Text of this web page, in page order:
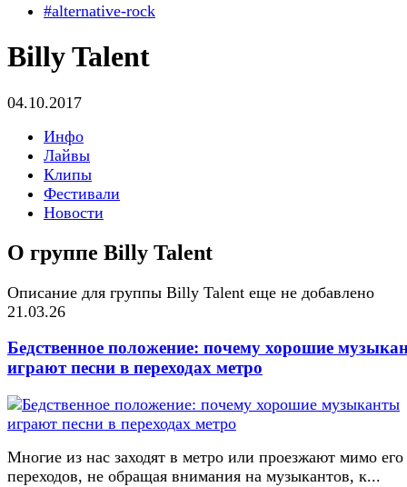
#alternative-rock
Billy Talent
04.10.2017
Инфо
Лайвы
Клипы
Фестивали
Новости
О группе Billy Talent
Описание для группы Billy Talent еще не добавлено
21.03.26
Бедственное положение: почему хорошие
играют песни в переходах метро
Многие из нас заходят в метро или проезжают мимо его
переходов, не обращая внимания на музыкантов, к...